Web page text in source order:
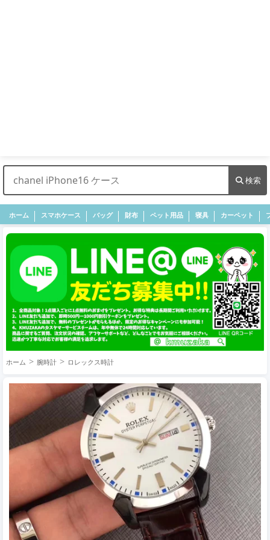
検索
ホーム スマホケース バッグ 財布 ペット用品 寝具 カーペット
ホーム 腕時計 ロレックス時計